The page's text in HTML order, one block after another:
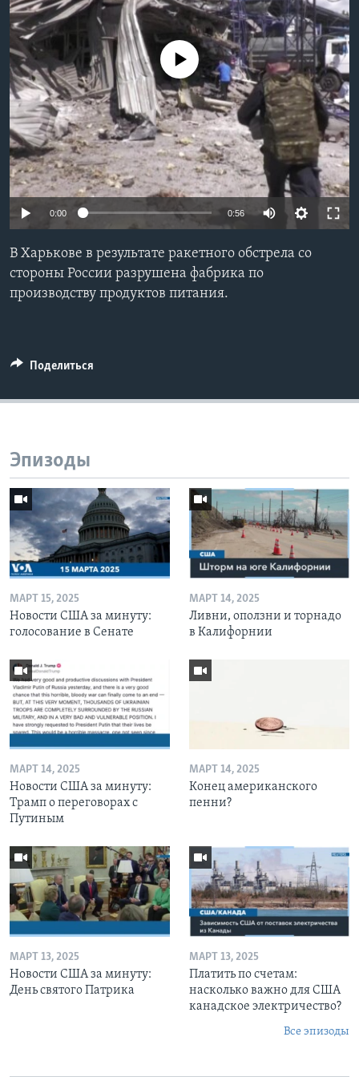
Learning English
СОЦИАЛЬНЫЕ СЕТИ
Языки
No media source currently available
0:00 0:56
В Харькове в результате ракетного обстрела со
стороны России разрушена фабрика по
производству продуктов питания.
Поделиться
Эпизоды
МАРТ 15, 2025
Новости США за минуту:
голосование в Сенате
МАРТ 14, 2025
Ливни, оползни и торнадо
в Калифорнии
МАРТ 14, 2025
Новости США за минуту:
Трамп о переговорах с
Путиным
МАРТ 14, 2025
Конец американского
пенни?
МАРТ 13, 2025
Новости США за минуту:
День святого Патрика
МАРТ 13, 2025
Платить по счетам:
насколько важно для США
канадское электричество?
Все эпизоды